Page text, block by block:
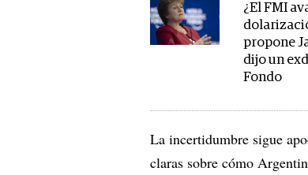
¿El FMI
propone
dijo un
Fondo
La incertidumbre sigue
claras sobre cómo